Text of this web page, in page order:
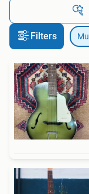
Filters